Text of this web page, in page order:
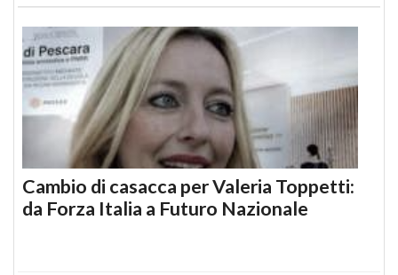
Cambio di casacca per Valeria Toppetti:
da Forza Italia a Futuro Nazionale